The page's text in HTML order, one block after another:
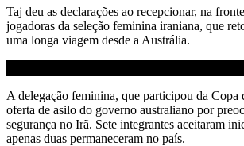
Taj deu as declarações ao recepcionar, na
jogadoras da seleção feminina iraniana, que
uma longa viagem desde a Austrália.
A delegação feminina, que participou da Copa
oferta de asilo do governo australiano por
segurança no Irã. Sete integrantes aceitaram
apenas duas permaneceram no país.